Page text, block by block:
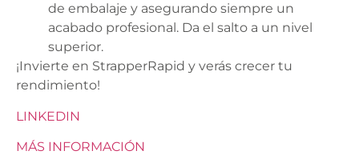
de embalaje y asegurando siempre un
acabado profesional. Da el salto a un nivel
superior.
¡Invierte en StrapperRapid y verás crecer tu
rendimiento!
LINKEDIN
MÁS INFORMACIÓN